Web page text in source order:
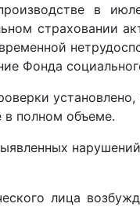
в
страховании
Фонда
в полном объеме.
лица